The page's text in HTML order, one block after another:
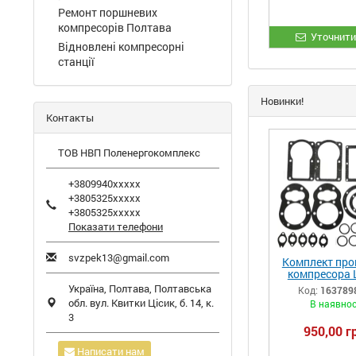
Новинки!
Комплект
компресора
ЛТ100
Код:
В
950,00
Ремонт поршневих
компресорів Полтава
Відновлені компресорні
станції
Контакты
ТОВ НВП Поленергокомплекс
+3809940xxxxx
+3805325xxxxx
+3805325xxxxx
Показати телефони
svzpek13@gmail.com
Україна, Полтава, Полтавська
обл. вул. Квитки Цісик, б. 14, к.
3
Написати нам